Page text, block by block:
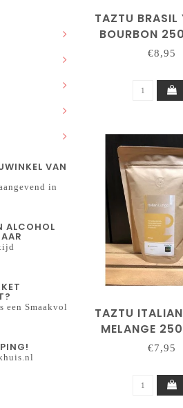
VAN
in
ALCOHOL
een Smaakvol
TAZTU BRASIL
BOURBON
€8,95
TAZTU
MELANGE
€7,95